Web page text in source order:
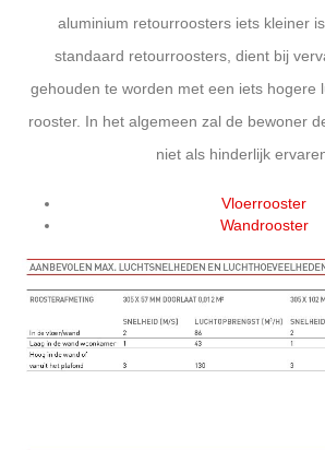
aluminium retourroosters iets kleiner
standaard retourroosters, dient bij
gehouden te worden met een iets hogere
rooster. In het algemeen zal de bewoner
niet als hinderlijk
Vloerrooster
Wandrooster